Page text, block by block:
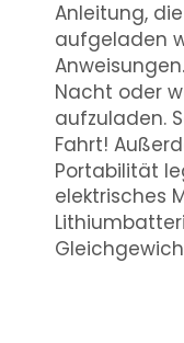
Anleitung,
aufgeladen
Nacht oder
aufzuladen.
Fahrt!
Portabilität
elektrisches